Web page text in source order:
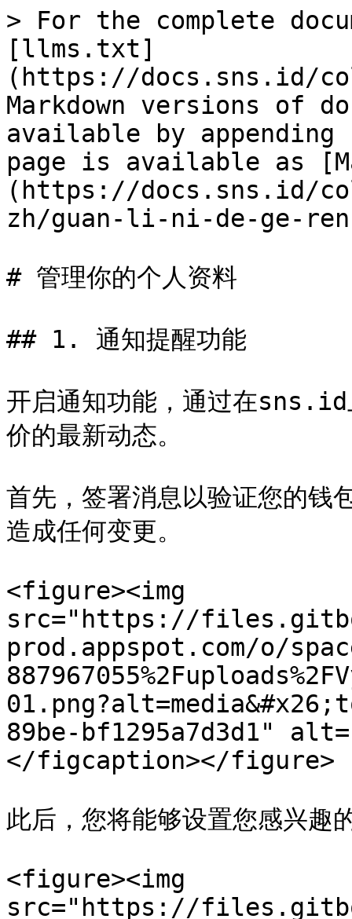
> For the complete
[llms.txt]
(https://docs.sns.id/
Markdown versions of
available by
page is available as
(https://docs.sns.id/
zh/guan-li-ni-de-ge-
# 管理你的个人资料
## 1. 通知提醒功能
开启通知功能，通过在sns.id
价的最新动态。
首先，签署消息以验证您的钱
造成任何变更。
<figure><img
src="https://
prod.appspot.com/o/
89be-bf1295a7d3d1"
</figcaption></figure>
此后，您将能够设置您感兴趣
<figure><img
src="https://